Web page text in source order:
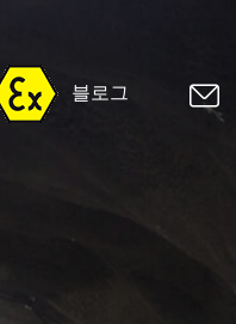
블로그 